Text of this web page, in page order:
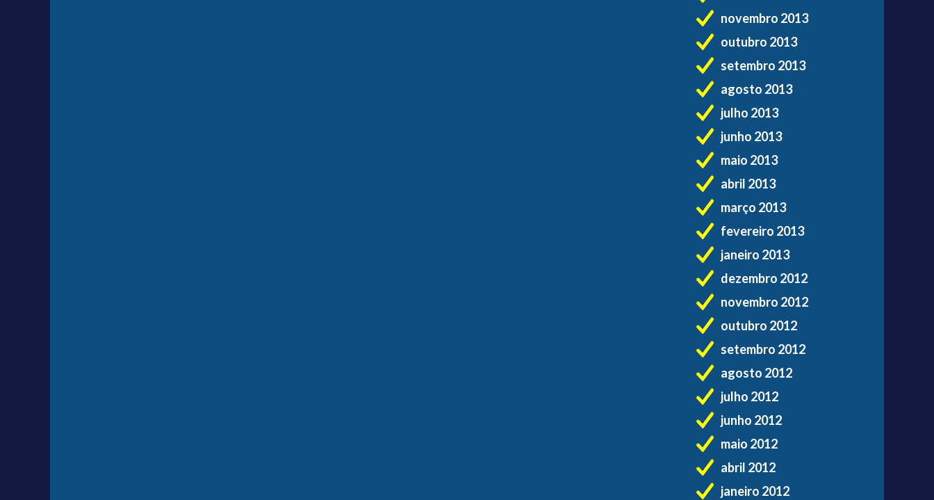
novembro 2013
outubro 2013
setembro 2013
agosto 2013
julho 2013
junho 2013
maio 2013
abril 2013
março 2013
fevereiro 2013
janeiro 2013
dezembro 2012
novembro 2012
outubro 2012
setembro 2012
agosto 2012
julho 2012
junho 2012
maio 2012
abril 2012
janeiro 2012